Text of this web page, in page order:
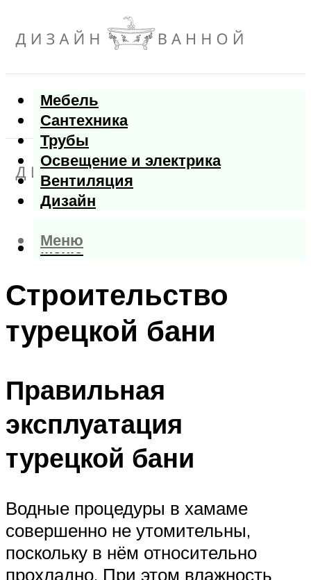
Мебель
Сантехника
Трубы
Освещение и электрика
Вентиляция
Дизайн
Меню
Меню
Строительство
турецкой бани
Правильная
эксплуатация
турецкой бани
Водные процедуры в хамаме
совершенно не утомительны,
поскольку в нём относительно
прохладно. При этом влажность